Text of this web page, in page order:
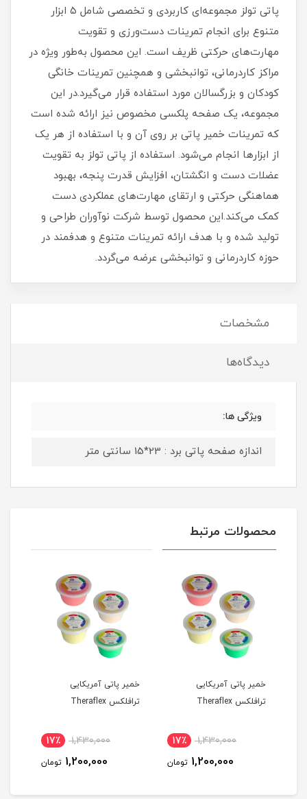
پاتی تولز مجموعه‌ای کاربردی و تخصصی شامل ۵ ابزار
متنوع برای انجام تمرینات دست‌ورزی و تقویت
مهارت‌های حرکتی ظریف است. این محصول به‌طور ویژه در
مراکز کاردرمانی، توانبخشی و همچنین تمرینات خانگی
کودکان و بزرگسالان مورد استفاده قرار می‌گیرد.در این
مجموعه، یک صفحه پلکسی مخصوص نیز ارائه شده است
که تمرینات خمیر پاتی بر روی آن و با استفاده از هر یک
از ابزارها انجام می‌شود. استفاده از پاتی تولز به تقویت
عضلات دست و انگشتان، افزایش قدرت پنجه، بهبود
هماهنگی حرکتی و ارتقای مهارت‌های عملکردی دست
کمک می‌کند.این محصول توسط شرکت نوآوران طراحی و
تولید شده و با هدف ارائه تمرینات متنوع و هدفمند در
حوزه کاردرمانی و توانبخشی عرضه می‌گردد.
مشخصات
دیدگاه‌ها
ویژگی ها:
اندازه صفحه پاتی برد : 23*15 سانتی متر
محصولات مرتبط
خمیر پاتی آمریکایی
ترافلکس Theraflex
1,430,000 17٪
1,200,000 تومان
خمیر پاتی آمریکایی
ترافلکس Theraflex
1,430,000 17٪
1,200,000 تومان